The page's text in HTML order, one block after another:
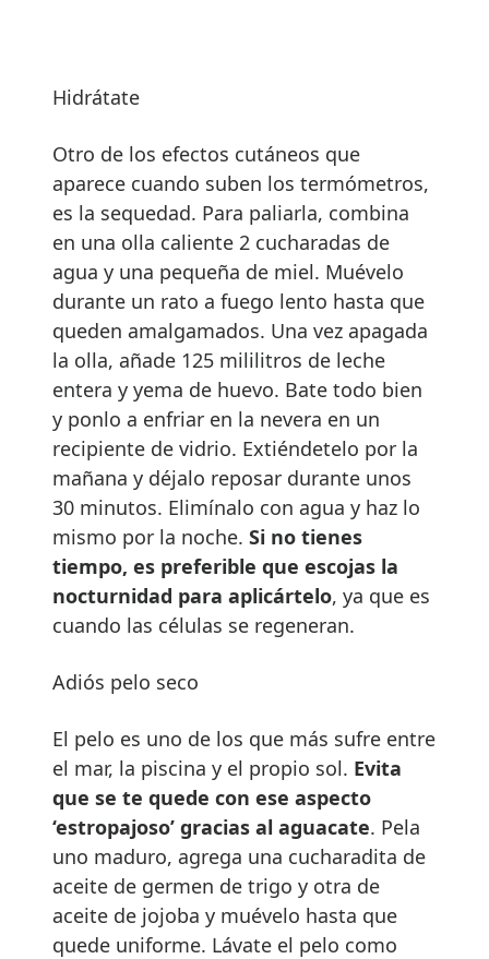
Hidrátate
Otro de los efectos cutáneos que
aparece cuando suben los termómetros,
es la sequedad. Para paliarla, combina
en una olla caliente 2 cucharadas de
agua y una pequeña de miel. Muévelo
durante un rato a fuego lento hasta que
queden amalgamados. Una vez apagada
la olla, añade 125 mililitros de leche
entera y yema de huevo. Bate todo bien
y ponlo a enfriar en la nevera en un
recipiente de vidrio. Extiéndetelo por la
mañana y déjalo reposar durante unos
30 minutos. Elimínalo con agua y haz lo
mismo por la noche. Si no tienes
tiempo, es preferible que escojas la
nocturnidad para aplicártelo, ya que es
cuando las células se regeneran.
Adiós pelo seco
El pelo es uno de los que más sufre entre
el mar, la piscina y el propio sol. Evita
que se te quede con ese aspecto
‘estropajoso’ gracias al aguacate. Pela
uno maduro, agrega una cucharadita de
aceite de germen de trigo y otra de
aceite de jojoba y muévelo hasta que
quede uniforme. Lávate el pelo como